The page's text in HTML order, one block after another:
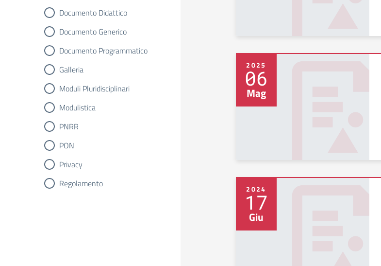
Documento Didattico
Documento Generico
Documento Programmatico
Galleria
Moduli Pluridisciplinari
Modulistica
PNRR
PON
Privacy
Regolamento
2025
06
Mag
2024
17
Giu